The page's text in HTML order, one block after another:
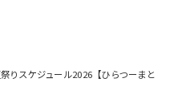
りスケジュール2026【ひらつーまと